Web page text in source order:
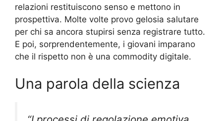
relazioni restituiscono senso e mettono in
prospettiva. Molte volte provo gelosia salutare
per chi sa ancora stupirsi senza registrare tutto.
E poi, sorprendentemente, i giovani imparano
che il rispetto non è una commodity digitale.
Una parola della scienza